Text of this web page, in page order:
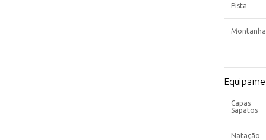
Pista
Montanha
Capas
Sapatos
Natação